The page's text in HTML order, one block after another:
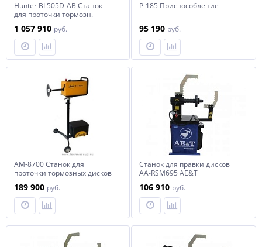
Hunter BL505D-AB Cтанок
для проточки тормозн.
цифровой индикатор,
верстак
1 057 910 руб.
Р-185 Приспособление
95 190 руб.
AM-8700 Станок для
проточки тормозных дисков
189 900 руб.
Станок для правки дисков
АА-RSM695 AE&T
106 910 руб.